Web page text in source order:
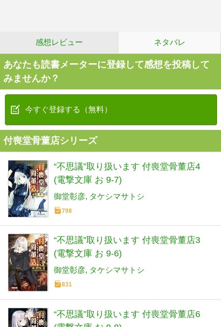
感想レビュー ネタバレ
あなたも読書メーターに登録して感想を投稿して
みませんか？
今すぐ登録する（無料）
付喪堂骨董店シリーズ
“不思議”取り扱います 付喪堂骨董店4
(電撃文庫 お 9-7)
御堂彰彦 タケシマサトシ
798
“不思議”取り扱います 付喪堂骨董店3
(電撃文庫 お 9-6)
御堂彰彦 タケシマサトシ
831
“不思議”取り扱います 付喪堂骨董店6